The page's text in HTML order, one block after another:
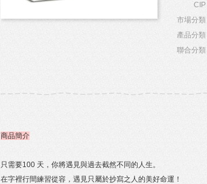
CIP
市場分類
產品分類
聯合分類
商品簡介
只需要100 天，你將遇見與過去截然不同的人生。
在字裡行間練習從容，遇見只屬於抄寫之人的美好命運！